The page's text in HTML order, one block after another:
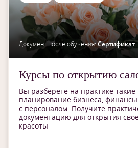
Документ после обучения:Сертификат
Курсы по открытию
Вы разберете на практике
планирование бизнеса,
с персоналом. Получите
документацию для открытия
красоты